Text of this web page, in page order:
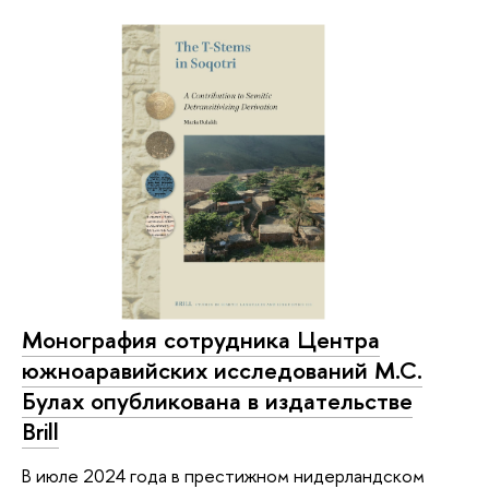
Монография сотрудника Центра
южноаравийских исследований М.С.
Булах опубликована в издательстве
Brill
В июле 2024 года в престижном нидерландском